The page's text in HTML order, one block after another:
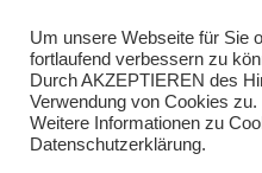
Um unsere Webseite für Sie
fortlaufend verbessern zu
Durch AKZEPTIEREN des
Verwendung von Cookies zu.
Weitere Informationen zu
Datenschutzerklärung.